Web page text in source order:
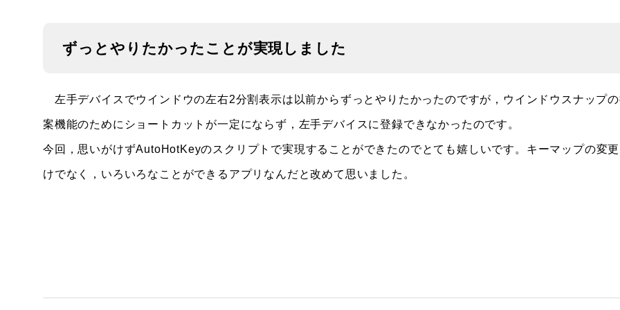
ずっとやりたかったことが実現しました
左手デバイスでウインドウの左右2分割表示は以前からずっとやりたかったのですが，ウインドウスナップ
案機能のためにショートカットが一定にならず，左手デバイスに登録できなかったのです。
今回，思いがけずAutoHotKeyのスクリプトで実現することができたのでとても嬉しいです。キーマップの変
けでなく，いろいろなことができるアプリなんだと改めて思いました。